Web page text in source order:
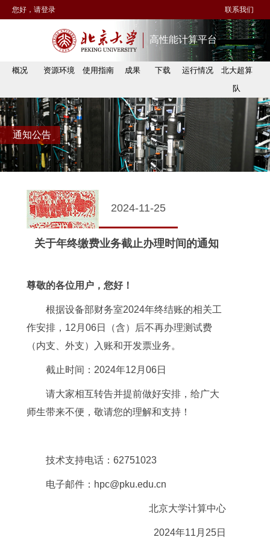
您好，请登录 联系我们
高性能计算平台
概况 资源环境 使用指南 成果 下载 运行情况
北大超算
队
通知公告
2024-11-25
关于年终缴费业务截止办理时间的通知
尊敬的各位用户，您好！
根据设备部财务室2024年终结账的相关工
作安排，12月06日（含）后不再办理测试费
（内支、外支）入账和开发票业务。
截止时间：2024年12月06日
请大家相互转告并提前做好安排，给广大
师生带来不便，敬请您的理解和支持！
技术支持电话：62751023
电子邮件：hpc@pku.edu.cn
北京大学计算中心
2024年11月25日